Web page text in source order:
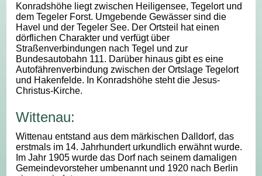
Konradshöhe liegt zwischen Heiligensee, Tegelort und
dem Tegeler Forst. Umgebende Gewässer sind die
Havel und der Tegeler See. Der Ortsteil hat einen
dörflichen Charakter und verfügt über
Straßenverbindungen nach Tegel und zur
Bundesautobahn 111. Darüber hinaus gibt es eine
Autofährenverbindung zwischen der Ortslage Tegelort
und Hakenfelde. In Konradshöhe steht die Jesus-
Christus-Kirche.
Wittenau:
Wittenau entstand aus dem märkischen Dalldorf, das
erstmals im 14. Jahrhundert urkundlich erwähnt wurde.
Im Jahr 1905 wurde das Dorf nach seinem damaligen
Gemeindevorsteher umbenannt und 1920 nach Berlin